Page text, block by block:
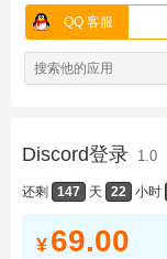
QQ 客服
Discord登录 1.0
还剩 147 天 22 小时
¥ 69.00